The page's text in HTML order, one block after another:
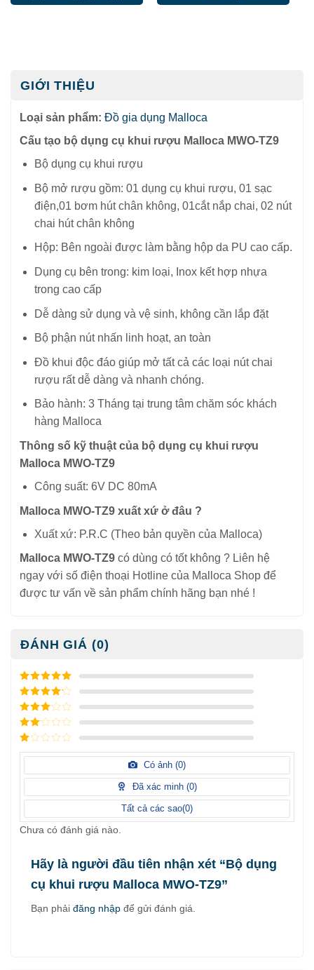
GIỚI THIỆU
Loại sản phẩm: Đồ gia dụng Malloca
Cấu tạo bộ dụng cụ khui rượu Malloca MWO-TZ9
Bộ dụng cụ khui rượu
Bộ mở rượu gồm: 01 dụng cụ khui rượu, 01 sạc
điện,01 bơm hút chân không, 01cắt nắp chai, 02 nút
chai hút chân không
Hộp: Bên ngoài được làm bằng hộp da PU cao cấp.
Dụng cụ bên trong: kim loại, Inox kết hợp nhựa
trong cao cấp
Dễ dàng sử dụng và vệ sinh, không cần lắp đặt
Bộ phận nút nhấn linh hoạt, an toàn
Đồ khui độc đáo giúp mở tất cả các loại nút chai
rượu rất dễ dàng và nhanh chóng.
Bảo hành: 3 Tháng tại trung tâm chăm sóc khách
hàng Malloca
Thông số kỹ thuật của bộ dụng cụ khui rượu
Malloca MWO-TZ9
Công suất: 6V DC 80mA
Malloca MWO-TZ9 xuất xứ ở đâu ?
Xuất xứ: P.R.C (Theo bản quyền của Malloca)
Malloca MWO-TZ9 có dùng có tốt không ? Liên hệ
ngay với số điện thoại Hotline của Malloca Shop để
được tư vấn về sản phẩm chính hãng bạn nhé !
ĐÁNH GIÁ (0)
5/ 5 điểm
4/ 5
điểm
3/ 5
điểm
2/
điểm
1
điểm
Có ảnh (0)
Đã xác minh (0)
Tất cả các sao(0)
Chưa có đánh giá nào.
Hãy là người đầu tiên nhận xét “Bộ dụng
cụ khui rượu Malloca MWO-TZ9”
Bạn phải đăng nhập để gửi đánh giá.